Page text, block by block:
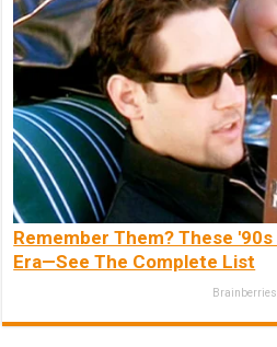
Remember Them? These
Era—See The Complete List
Brainberries